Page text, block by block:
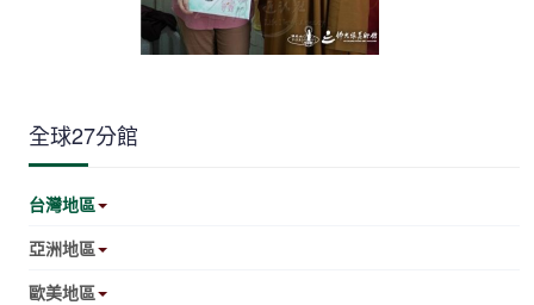
全球27分館
台灣地區
亞洲地區
歐美地區